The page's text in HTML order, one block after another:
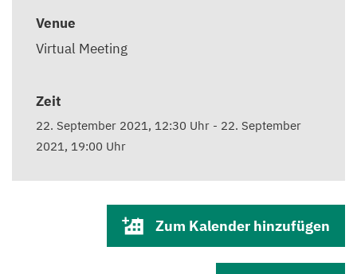
Venue
Virtual Meeting
Zeit
22. September 2021, 12:30 Uhr - 22. September
2021, 19:00 Uhr
Zum Kalender hinzufügen